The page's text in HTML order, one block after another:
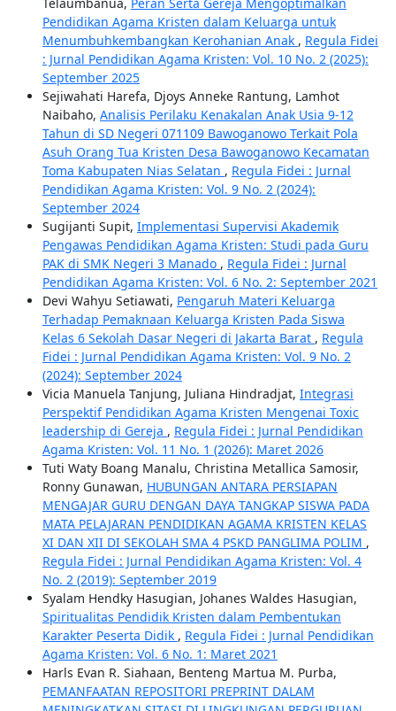
Telaumbanua, Peran Serta Gereja Mengoptimalkan
Pendidikan Agama Kristen dalam Keluarga untuk
Menumbuhkembangkan Kerohanian Anak , Regula Fidei
: Jurnal Pendidikan Agama Kristen: Vol. 10 No. 2 (2025):
September 2025
Sejiwahati Harefa, Djoys Anneke Rantung, Lamhot
Naibaho, Analisis Perilaku Kenakalan Anak Usia 9-12
Tahun di SD Negeri 071109 Bawoganowo Terkait Pola
Asuh Orang Tua Kristen Desa Bawoganowo Kecamatan
Toma Kabupaten Nias Selatan , Regula Fidei : Jurnal
Pendidikan Agama Kristen: Vol. 9 No. 2 (2024):
September 2024
Sugijanti Supit, Implementasi Supervisi Akademik
Pengawas Pendidikan Agama Kristen: Studi pada Guru
PAK di SMK Negeri 3 Manado , Regula Fidei : Jurnal
Pendidikan Agama Kristen: Vol. 6 No. 2: September 2021
Devi Wahyu Setiawati, Pengaruh Materi Keluarga
Terhadap Pemaknaan Keluarga Kristen Pada Siswa
Kelas 6 Sekolah Dasar Negeri di Jakarta Barat , Regula
Fidei : Jurnal Pendidikan Agama Kristen: Vol. 9 No. 2
(2024): September 2024
Vicia Manuela Tanjung, Juliana Hindradjat, Integrasi
Perspektif Pendidikan Agama Kristen Mengenai Toxic
leadership di Gereja , Regula Fidei : Jurnal Pendidikan
Agama Kristen: Vol. 11 No. 1 (2026): Maret 2026
Tuti Waty Boang Manalu, Christina Metallica Samosir,
Ronny Gunawan, HUBUNGAN ANTARA PERSIAPAN
MENGAJAR GURU DENGAN DAYA TANGKAP SISWA PADA
MATA PELAJARAN PENDIDIKAN AGAMA KRISTEN KELAS
XI DAN XII DI SEKOLAH SMA 4 PSKD PANGLIMA POLIM ,
Regula Fidei : Jurnal Pendidikan Agama Kristen: Vol. 4
No. 2 (2019): September 2019
Syalam Hendky Hasugian, Johanes Waldes Hasugian,
Spiritualitas Pendidik Kristen dalam Pembentukan
Karakter Peserta Didik , Regula Fidei : Jurnal Pendidikan
Agama Kristen: Vol. 6 No. 1: Maret 2021
Harls Evan R. Siahaan, Benteng Martua M. Purba,
PEMANFAATAN REPOSITORI PREPRINT DALAM